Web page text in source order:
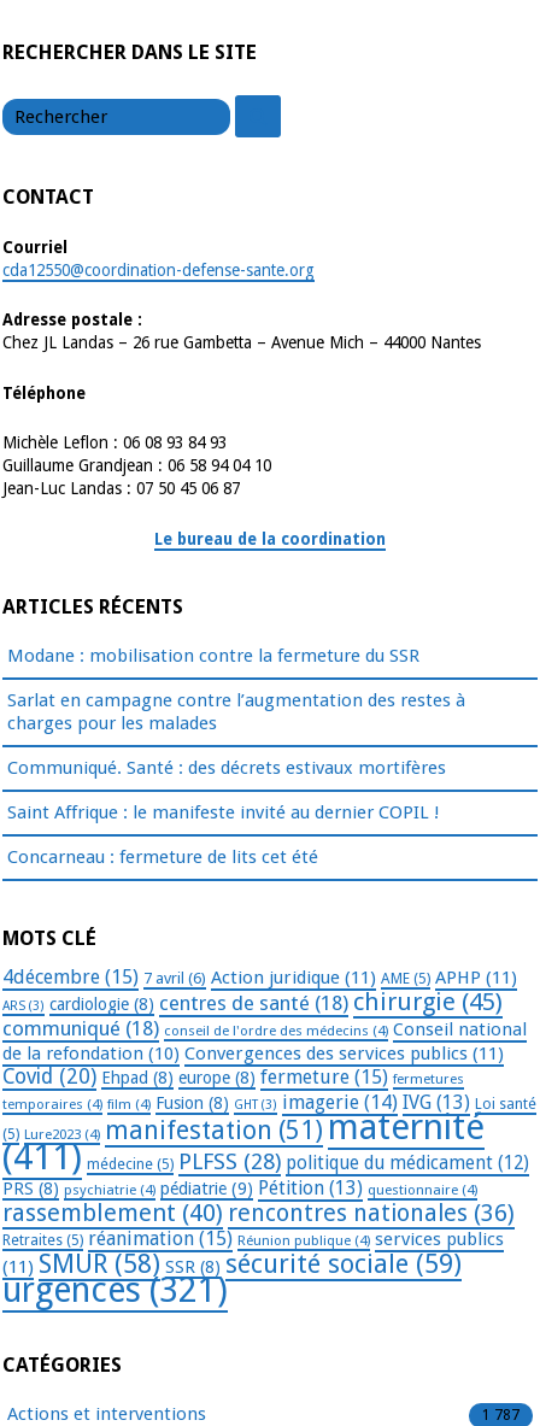
RECHERCHER DANS LE SITE
CONTACT
Courriel
cda12550@coordination-defense-sante.org
Adresse postale :
Chez JL Landas – 26 rue Gambetta – Avenue Mich – 44000 Nantes
Téléphone
Michèle Leflon : 06 08 93 84 93
Guillaume Grandjean : 06 58 94 04 10
Jean-Luc Landas : 07 50 45 06 87
Le bureau de la coordination
ARTICLES RÉCENTS
Modane : mobilisation contre la fermeture du SSR
Sarlat en campagne contre l’augmentation des restes à
charges pour les malades
Communiqué. Santé : des décrets estivaux mortifères
Saint Affrique : le manifeste invité au dernier COPIL !
Concarneau : fermeture de lits cet été
MOTS CLÉ
4décembre (15) 7 avril (6) Action juridique (11) AME (5) APHP (11)
ARS (3) cardiologie (8) centres de santé (18) chirurgie (45)
communiqué (18) conseil de l'ordre des médecins (4) Conseil national
de la refondation (10) Convergences des services publics (11)
Covid (20) Ehpad (8) europe (8) fermeture (15) fermetures
temporaires (4) film (4) Fusion (8) GHT(3) imagerie (14) IVG (13) Loi santé
(5) Lure2023 (4) manifestation (51) maternité
(411) médecine (5) PLFSS (28) politique du médicament (12)
PRS (8) psychiatrie (4) pédiatrie (9) Pétition (13) questionnaire (4)
rassemblement (40) rencontres nationales (36)
Retraites (5) réanimation (15) Réunion publique (4) services publics
(11) SMUR (58) SSR (8) sécurité sociale (59)
urgences(321)
CATÉGORIES
Actions et interventions 1 787